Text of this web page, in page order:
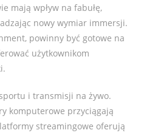
mają wpływ na fabułę,
nowy wymiar immersji.
powinny być gotowe na
użytkownikom
i transmisji na żywo.
komputerowe przyciągają
streamingowe oferują